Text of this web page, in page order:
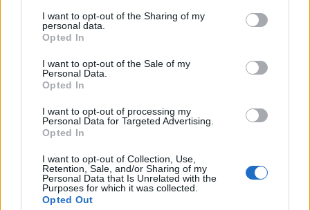
not limited to your visit or usage behaviour. You may click to
grant or deny consent to Google and its third-party tags to
use your data for below specified purposes in below Google
consent section.
I want to opt-out of the Sharing of my
personal data.
Opted In
I want to opt-out of the Sale of my
Personal Data.
Opted In
I want to opt-out of processing my
Personal Data for Targeted Advertising.
Opted In
I want to opt-out of Collection, Use,
Retention, Sale, and/or Sharing of my
Personal Data that Is Unrelated with the
Purposes for which it was collected.
Opted Out
Viszonylag nyitott személyiség még a jó anyagi
háttérrel rendelkező Avice, aki inkább azért tartja a
távolságot szobatársnőivel, mert rangján alulinak
részt a “Victoria szépe” versenyen. (Halkan jegyzem
meg, nem értem, miért a hajóval utazik, mikor szülei
légitársaság járatán, lányukat megelőzve lépjenek
brit földre.)
kabinnak Frances, aki nővérként szolgált a
hadseregben - azonban elutazásának történeténél
többet nem nagyon oszt meg utastársaival. Titkáról
csak a kapitány szerez tudomást, aki szintén